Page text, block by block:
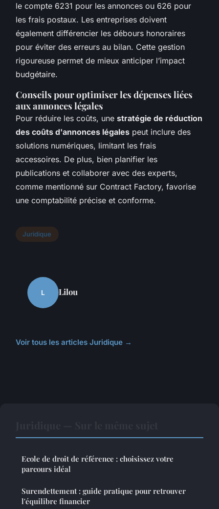
le compte 6231 pour les annonces ou 626 pour
les frais postaux. Les entreprises doivent
également différencier les débours honoraires
pour éviter des erreurs au bilan. Cette gestion
rigoureuse permet de mieux anticiper l’impact
budgétaire.
Conseils pour optimiser les dépenses liées
aux annonces légales
Pour réduire les coûts, une stratégie de réduction
des coûts d'annonces légales peut inclure des
solutions numériques, limitant les frais
accessoires. De plus, bien planifier les
publications et collaborer avec des experts,
comme mentionné sur Contract Factory, favorise
une comptabilité précise et conforme.
Juridique
L Lilou
Voir tous les articles Juridique →
Ecole de droit de référence : choisissez votre
parcours idéal
Surendettement : guide pratique pour retrouver
l'équilibre financier